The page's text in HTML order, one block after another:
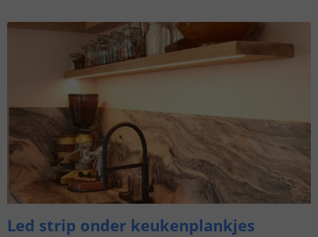
Led strip onder keukenplankjes